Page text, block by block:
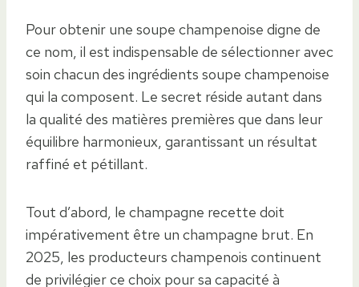
Pour obtenir une soupe champenoise digne de
ce nom, il est indispensable de sélectionner avec
soin chacun des ingrédients soupe champenoise
qui la composent. Le secret réside autant dans
la qualité des matières premières que dans leur
équilibre harmonieux, garantissant un résultat
raffiné et pétillant.
Tout d’abord, le champagne recette doit
impérativement être un champagne brut. En
2025, les producteurs champenois continuent
de privilégier ce choix pour sa capacité à